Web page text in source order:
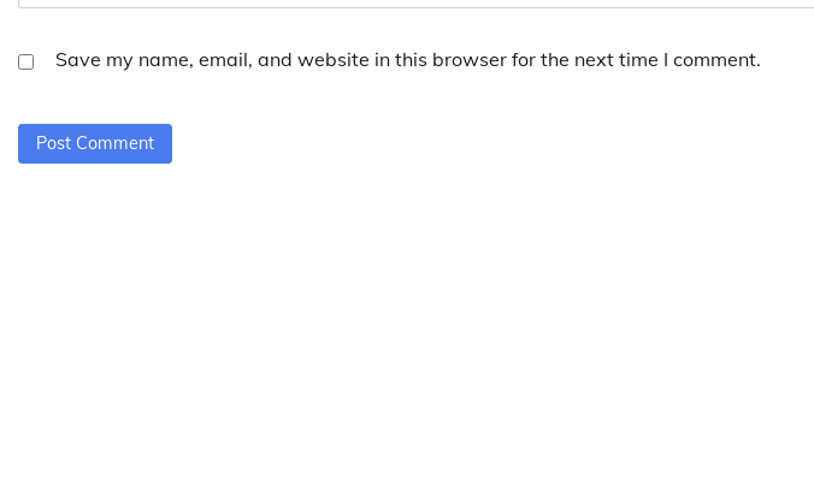
Save my name, email, and website in this browser for the next time I comment.